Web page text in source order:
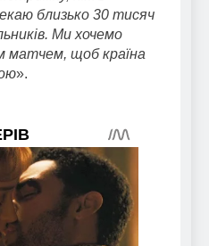
близько 30 тисяч
Ми хочемо
матчем, щоб країна
».